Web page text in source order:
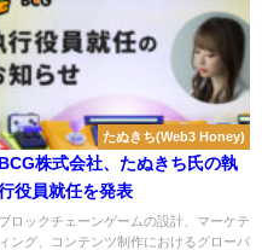
たぬきち(Web3 Honey)
BCG株式会社、たぬきち氏の執
役員就任を発表
ブロックチェーンゲームの設計、マーケテ
ィング、コンテンツ制作におけるグローバ